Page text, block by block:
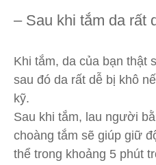
– Sau khi tắm da rất
Khi tắm, da của bạn thật
sau đó da rất dễ bị khô
kỹ.
Sau khi tắm, lau người
choàng tắm sẽ giúp giữ
thể trong khoảng 5 phút